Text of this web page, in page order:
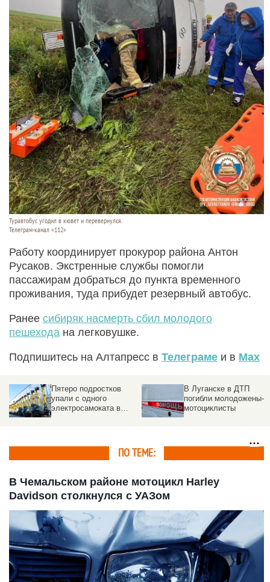
Туравтобус угодил в кювет и перевернулся.
Телеграм-канал «112»
Работу координирует прокурор района Антон
Русаков. Экстренные службы помогли
пассажирам добраться до пункта временного
проживания, туда прибудет резервный автобус.
Ранее сибиряк насмерть сбил молодого
пешехода на легковушке.
Подпишитесь на Алтапресс в Телеграме и в Max
Пятеро подростков
упали с одного
электросамоката в
В Луганске в ДТП
погибли молодожены-
мотоциклисты
ПО ТЕМЕ:
В Чемальском районе мотоцикл Harley
Davidson столкнулся с УАЗом